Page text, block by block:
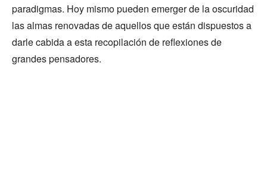
paradigmas. Hoy mismo pueden emerger de la oscuridad
las almas renovadas de aquellos que están dispuestos a
darle cabida a esta recopilación de reflexiones de
grandes pensadores.